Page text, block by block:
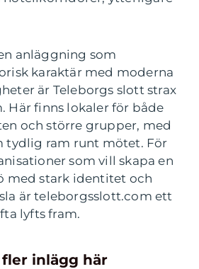
anläggning som
karaktär med moderna
är Teleborgs slott strax
Här finns lokaler för både
och större grupper, med
tydlig ram runt mötet. För
som vill skapa en
med stark identitet och
är teleborgsslott.com ett
lyfts fram.
fler inlägg här